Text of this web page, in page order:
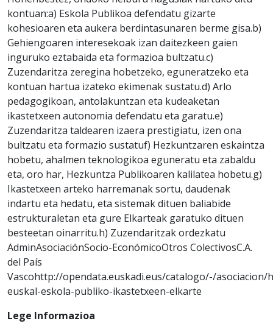
kontuan:a) Eskola Publikoa defendatu gizarte
kohesioaren eta aukera berdintasunaren berme gisa.b)
Gehiengoaren interesekoak izan daitezkeen gaien
inguruko eztabaida eta formazioa bultzatu.c)
Zuzendaritza zeregina hobetzeko, eguneratzeko eta
kontuan hartua izateko ekimenak sustatu.d) Arlo
pedagogikoan, antolakuntzan eta kudeaketan
ikastetxeen autonomia defendatu eta garatu.e)
Zuzendaritza taldearen izaera prestigiatu, izen ona
bultzatu eta formazio sustatuf) Hezkuntzaren eskaintza
hobetu, ahalmen teknologikoa eguneratu eta zabaldu
eta, oro har, Hezkuntza Publikoaren kalilatea hobetu.g)
Ikastetxeen arteko harremanak sortu, daudenak
indartu eta hedatu, eta sistemak dituen baliabide
estrukturaletan eta gure Elkarteak garatuko dituen
besteetan oinarritu.h) Zuzendaritzak ordezkatu
AdminAsociaciónSocio-EconómicoOtros ColectivosC.A.
del País
Vascohttp://opendata.euskadi.eus/catalogo/-/asociacion/
euskal-eskola-publiko-ikastetxeen-elkarte
Lege Informazioa